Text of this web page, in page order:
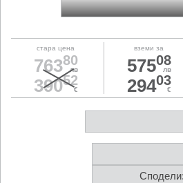
стара цена
76380
лв
39052
€
вземи за
57508
лв
29403
€
Сподели: